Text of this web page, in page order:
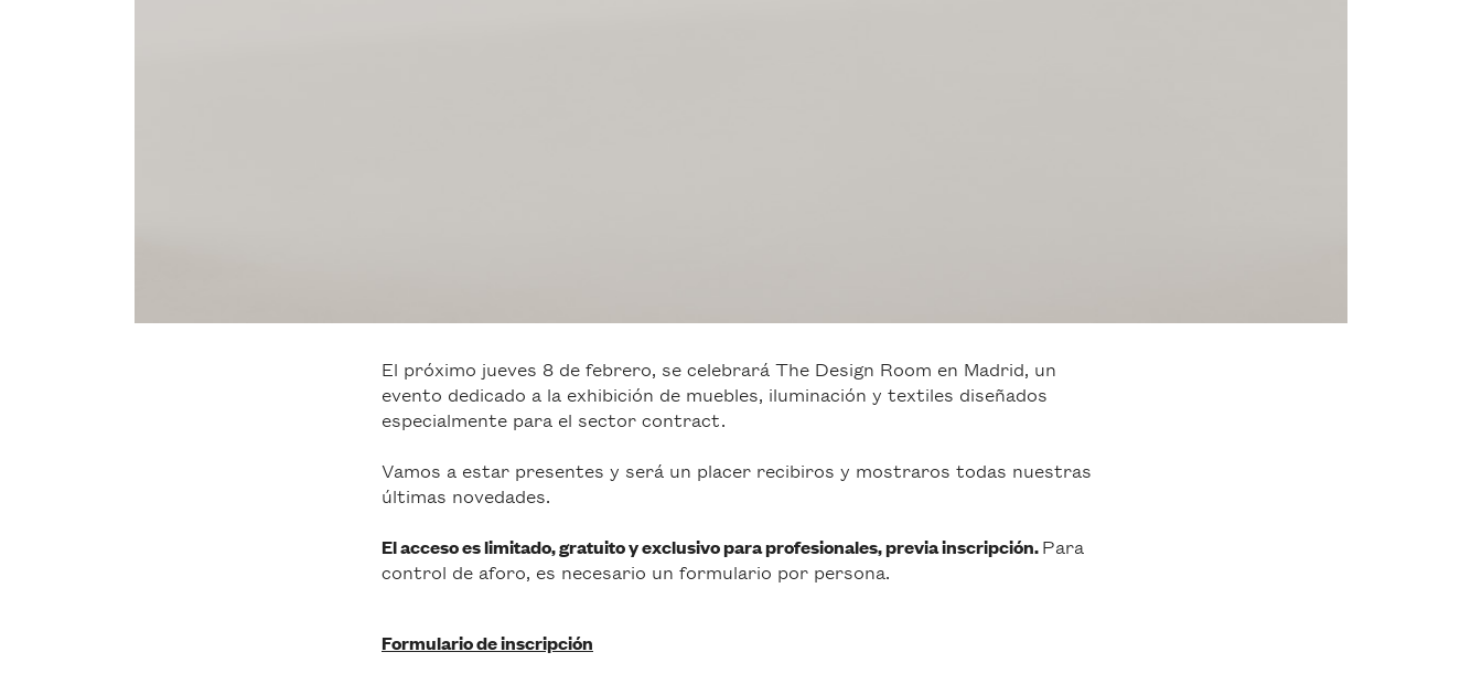
El próximo jueves 8 de febrero, se celebrará The Design Room en Madrid, un
evento dedicado a la exhibición de muebles, iluminación y textiles diseñados
especialmente para el sector contract.
Vamos a estar presentes y será un placer recibiros y mostraros todas nuestras
últimas novedades.
El acceso es limitado, gratuito y exclusivo para profesionales, previa inscripción.Para
control de aforo, es necesario un formulario por persona.
Formulario de inscripción